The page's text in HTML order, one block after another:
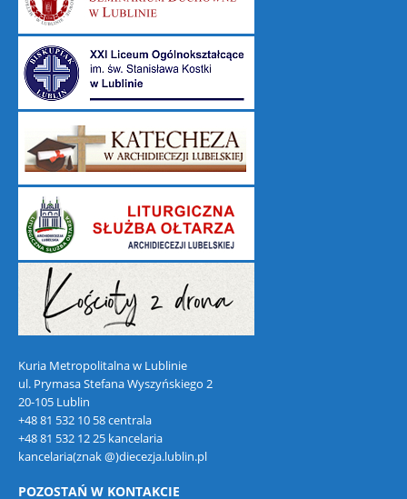
Kuria Metropolitalna w Lublinie
ul. Prymasa Stefana Wyszyńskiego 2
20-105 Lublin
+48 81 532 10 58 centrala
+48 81 532 12 25 kancelaria
kancelaria(znak @)diecezja.lublin.pl
POZOSTAŃ W KONTAKCIE